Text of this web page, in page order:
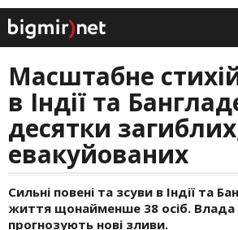
Масштабне
в Індії та
десятки
евакуйованих
Сильні повені та зсуви в Індії та
життя щонайменше 38 осіб.
прогнозують нові зливи.